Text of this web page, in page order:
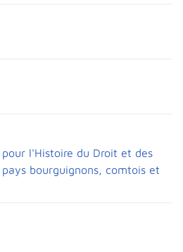
l'Histoire du Droit et des
bourguignons, comtois et